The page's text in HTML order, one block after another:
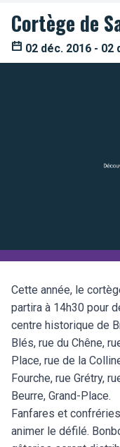
Cortège de
02 déc. 2016 - 02
Cette année, le
partira à 14h30 pour
centre historique de
Blés, rue du Chêne,
Place, rue de la
Fourche, rue Grétry,
Beurre, Grand-Place.
Fanfares et
animer le défilé.